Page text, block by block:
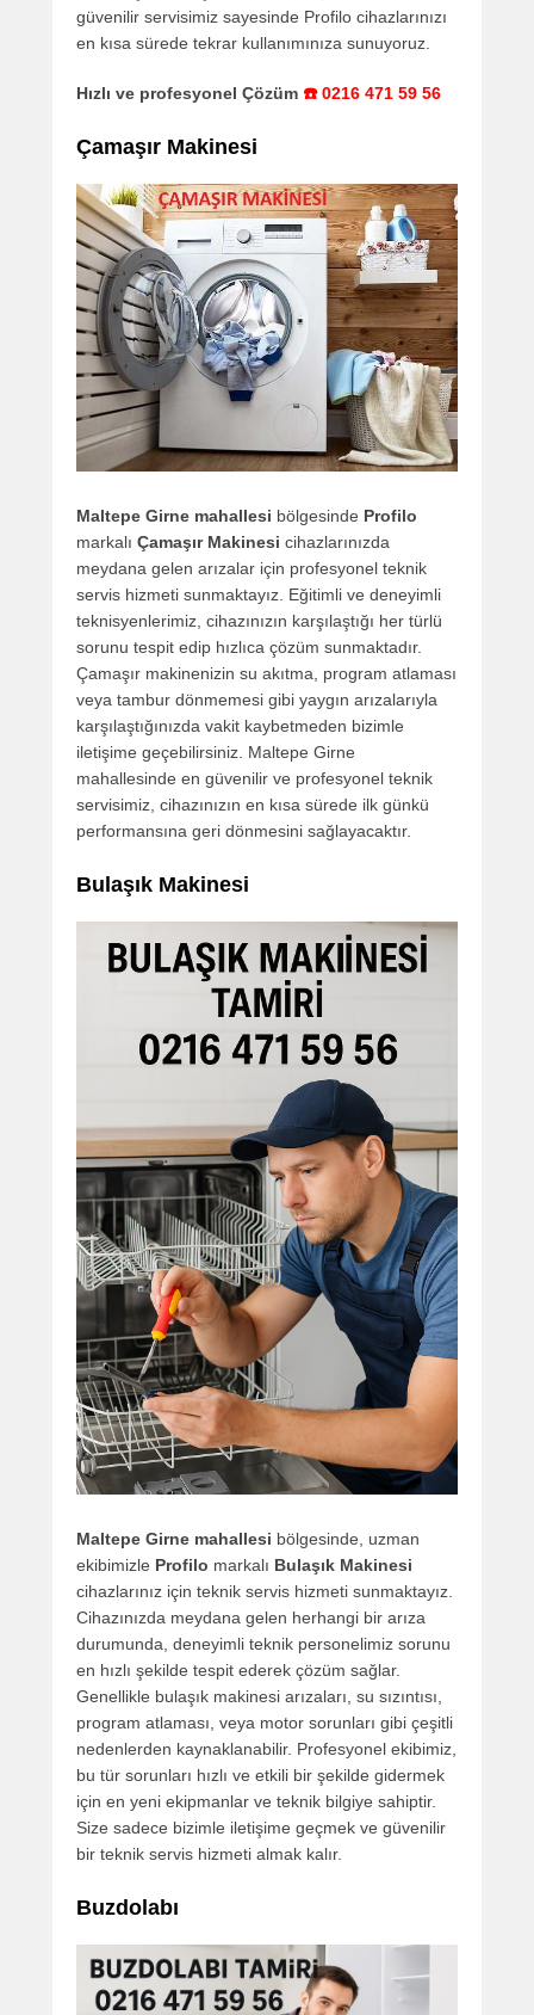
güvenilir servisimiz sayesinde Profilo cihazlarınızı
en kısa sürede tekrar kullanımınıza sunuyoruz.
Hızlı ve profesyonel Çözüm ☎️ 0216 471 59 56
Çamaşır Makinesi
Maltepe Girne mahallesi bölgesinde Profilo
markalı Çamaşır Makinesi cihazlarınızda
meydana gelen arızalar için profesyonel teknik
servis hizmeti sunmaktayız. Eğitimli ve deneyimli
teknisyenlerimiz, cihazınızın karşılaştığı her türlü
sorunu tespit edip hızlıca çözüm sunmaktadır.
Çamaşır makinenizin su akıtma, program atlaması
veya tambur dönmemesi gibi yaygın arızalarıyla
karşılaştığınızda vakit kaybetmeden bizimle
iletişime geçebilirsiniz. Maltepe Girne
mahallesinde en güvenilir ve profesyonel teknik
servisimiz, cihazınızın en kısa sürede ilk günkü
performansına geri dönmesini sağlayacaktır.
Bulaşık Makinesi
Maltepe Girne mahallesi bölgesinde, uzman
ekibimizle Profilo markalı Bulaşık Makinesi
cihazlarınız için teknik servis hizmeti sunmaktayız.
Cihazınızda meydana gelen herhangi bir arıza
durumunda, deneyimli teknik personelimiz sorunu
en hızlı şekilde tespit ederek çözüm sağlar.
Genellikle bulaşık makinesi arızaları, su sızıntısı,
program atlaması, veya motor sorunları gibi çeşitli
nedenlerden kaynaklanabilir. Profesyonel ekibimiz,
bu tür sorunları hızlı ve etkili bir şekilde gidermek
için en yeni ekipmanlar ve teknik bilgiye sahiptir.
Size sadece bizimle iletişime geçmek ve güvenilir
bir teknik servis hizmeti almak kalır.
Buzdolabı